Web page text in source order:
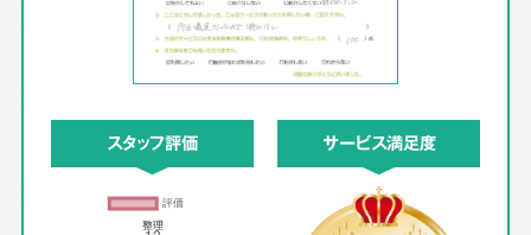
スタッフ評価 サービス満足度